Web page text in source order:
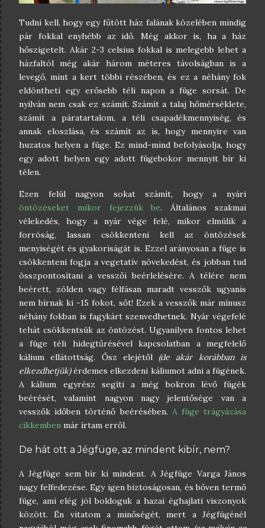
Tudni kell, hogy egy fűtött ház falának közelében mindig
pár fokkal enyhébb az idő. Még akkor is, ha a ház
hőszigetelt. Akár 2-3 celsius fokkal is melegebb lehet a
házfaltól még akár három méteres távolságban is a
levegő, mint a kert többi részében, és ez a néhány fok
eldöntheti egy erősebb téli napon a füge sorsát. De
nyilván nem csak ez számít. Számít a talaj hőmérséklete,
számít a páratartalom, a téli csapadékmennyiség, és
annak eloszlása, és számít az is, hogy mennyire van
huzatos helyen a füge. Ez mind-mind befolyásolja, hogy
egy adott helyen egy adott fügebokor mennyit bír ki
télen.
Ezen felül nagyon sokat számít, hogy a nyári
öntözéseket mikor fejezzük be. Általános szakmai
vélekedés, hogy a nyár vége felé, mikor elmúlik a
forróság, lassan csökkenteni kell az öntözések
menyiségét és gyakoriságát is. Ezzel arányosan a füge is
csökkenteni fogja a vegetatív növekedést, és jobban tud
összpontosítani a vesszői beérlelésére. A télére nem
beérett, zölden vagy félfásan maradt vesszők ugyanis
nem bírnak ki -15 fokot, sőt! Ezek a vesszők már mínusz
néhány fokban is fagykárt szenvedhetnek. Nyár végefelé
tehát csökkentsük az öntözést. Ugyanilyen fontos lehet
a füge téli hidegtűrésével kapcsolatban a megfelelő
kálium ellátottság. Ősz elejétől (de akár korábban is
elkezdhetjük)érdemes elkezdeni káliumot adni a fügének.
A kálium egyrész segíti a még bokron lévő fügék
beérését, valamint nagyon nagy jelentősége van a
vesszők időben történő beérésében. A füge trágyázása
cikkemben már írtam erről.
De hát ott a Jégfüge, az mindent kibír, nem?
A Jégfüge sem bír ki mindent. A Jégfüge Varga János
nagy felfedezése. Egy igen biztoságosan, és bőven termő
füge, ami elég jól boldoguk a hazai éghajlati viszonyok
között. Én vitatom a minőségét, mert a Jégfügénél